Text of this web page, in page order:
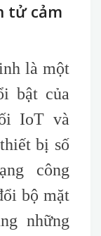
tử cảm
là một
bật của
IoT và
bị số
công
bộ mặt
những